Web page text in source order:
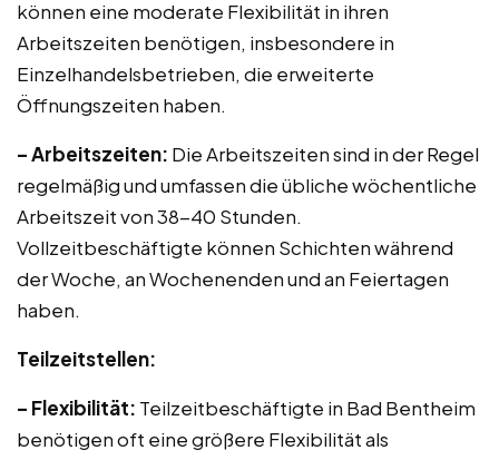
können eine moderate Flexibilität in ihren
Arbeitszeiten benötigen, insbesondere in
Einzelhandelsbetrieben, die erweiterte
Öffnungszeiten haben.
– Arbeitszeiten: Die Arbeitszeiten sind in der Regel
regelmäßig und umfassen die übliche wöchentliche
Arbeitszeit von 38-40 Stunden.
Vollzeitbeschäftigte können Schichten während
der Woche, an Wochenenden und an Feiertagen
haben.
Teilzeitstellen:
– Flexibilität: Teilzeitbeschäftigte in Bad Bentheim
benötigen oft eine größere Flexibilität als